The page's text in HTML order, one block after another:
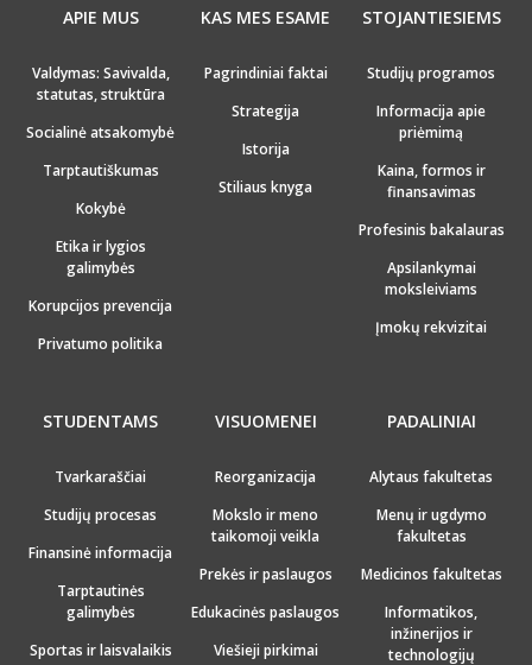
APIE MUS
Valdymas: Savivalda,
statutas, struktūra
Socialinė atsakomybė
Tarptautiškumas
Kokybė
Etika ir lygios
galimybės
Korupcijos prevencija
Privatumo politika
KAS MES ESAME
Pagrindiniai faktai
Strategija
Istorija
Stiliaus knyga
STOJANTIESIEMS
Studijų programos
Informacija apie
priėmimą
Kaina, formos ir
finansavimas
Profesinis bakalauras
Apsilankymai
moksleiviams
Įmokų rekvizitai
STUDENTAMS
Tvarkaraščiai
Studijų procesas
Finansinė informacija
Tarptautinės
galimybės
Sportas ir laisvalaikis
VISUOMENEI
Reorganizacija
Mokslo ir meno
taikomoji veikla
Prekės ir paslaugos
Edukacinės paslaugos
Viešieji pirkimai
PADALINIAI
Alytaus fakultetas
Menų ir ugdymo
fakultetas
Medicinos fakultetas
Informatikos,
inžinerijos ir
technologijų